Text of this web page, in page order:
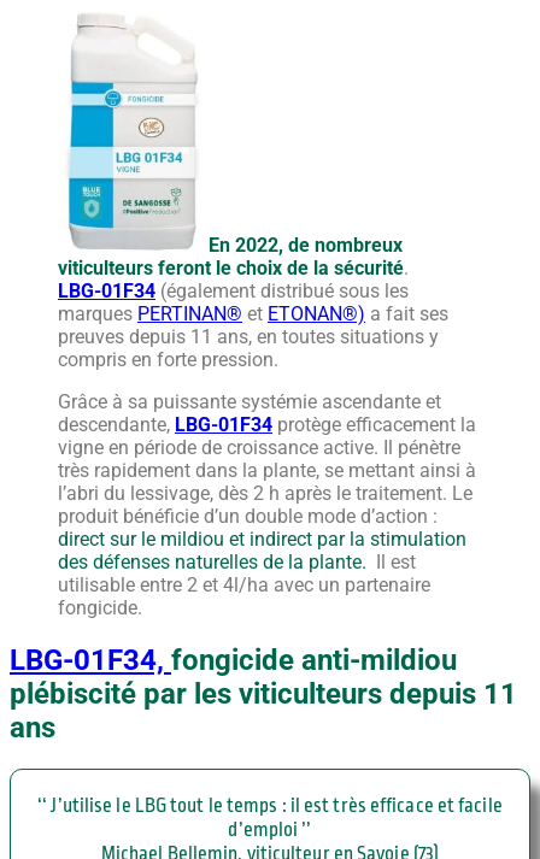
En 2022, de nombreux
viticulteurs feront le choix de la sécurité.
LBG-01F34 (également distribué sous les
marques PERTINAN® et ETONAN®) a fait ses
preuves depuis 11 ans, en toutes situations y
compris en forte pression.
Grâce à sa puissante systémie ascendante et
descendante, LBG-01F34 protège efficacement la
vigne en période de croissance active. Il pénètre
très rapidement dans la plante, se mettant ainsi à
l’abri du lessivage, dès 2 h après le traitement. Le
produit bénéficie d’un double mode d’action :
direct sur le mildiou et indirect par la stimulation
des défenses naturelles de la plante. Il est
utilisable entre 2 et 4l/ha avec un partenaire
fongicide.
LBG-01F34, fongicide anti-mildiou
plébiscité par les viticulteurs depuis 11
ans
‘‘ J’utilise le LBG tout le temps : il est très efficace et facile
d’emploi ’’
Michael Bellemin, viticulteur en Savoie (73)